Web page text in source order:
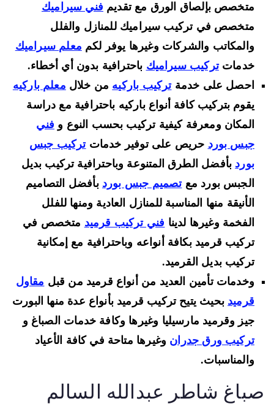
متخصص بإلصاق الورق مع تقديمفني سيراميك
متخصص في تركيب سيراميك للمنازل والفلل
والمكاتب والشركات وغيرها يوفر لكممعلم سيراميك
خدماتتركيب سيراميكباحترافية بدون أي أخطاء.
احصل على خدمةتركيب باركيه من خلالمعلم باركيه
يقوم بتركيب كافة أنواع باركيه باحترافية مع دراسة
المكان ومعرفة كيفية تركيب بحسب النوع وفني
جبس بوردحريص على توفير خدماتتركيب جبس
بوردبأفضل الطرق المتنوعة وباحترافية تركيب بديل
الجبس بورد مع تصميم جبس بوردبأفضل التصاميم
الأنيقة منها المناسبة للمنازل العادية ومنها للفلل
الفخمة وغيرها لدينافني تركيب قرميد متخصص في
تركيب قرميد بكافة أنواعه وباحترافية مع إمكانية
تركيب بديل القرميد.
وخدمات تأمين العديد من أنواع قرميد من قبلمقاول
قرميد بحيث يتيح تركيب قرميد بأنواع عدة منها البورت
جيز وقرميد مارسيليا وغيرها وكافة خدمات الصباغ و
تركيب ورق جدرانوغيرها متاحة في كافة الأعياد
والمناسبات.
شاطر عبدالله السالم